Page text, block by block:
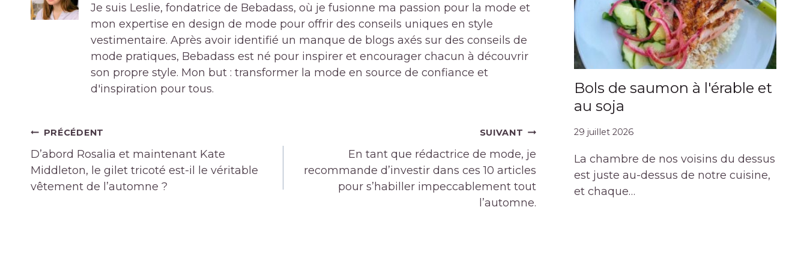
Je suis Leslie, fondatrice de Bebadass, où je fusionne ma passion pour la mode et
mon expertise en design de mode pour offrir des conseils uniques en style
vestimentaire. Après avoir identifié un manque de blogs axés sur des conseils de
mode pratiques, Bebadass est né pour inspirer et encourager chacun à découvrir
son propre style. Mon but : transformer la mode en source de confiance et
d'inspiration pour tous.
Navigation
de
l’article
PRÉCÉDENT
D’abord Rosalia et maintenant Kate
Middleton, le gilet tricoté est-il le véritable
vêtement de l’automne ?
SUIVANT
En tant que rédactrice de mode, je
recommande d’investir dans ces 10 articles
pour s’habiller impeccablement tout
l’automne.
Bols de saumon à l'érable et
au soja
29 juillet 2026
La chambre de nos voisins du dessus
est juste au-dessus de notre cuisine,
et chaque…